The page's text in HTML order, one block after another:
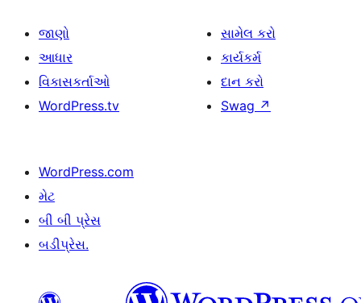
જાણો
આધાર
વિકાસકર્તાઓ
WordPress.tv
સામેલ કરો
કાર્યકર્મ
દાન કરો
Swag ↗
WordPress.com
મેટ
બી બી પ્રેસ
બડીપ્રેસ.